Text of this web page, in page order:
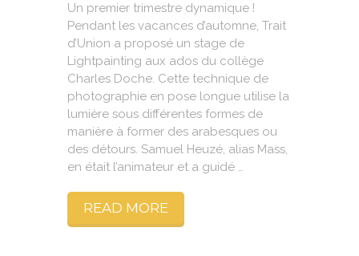
Un premier trimestre dynamique !
Pendant les vacances d’automne, Trait
d’Union a proposé un stage de
Lightpainting aux ados du collège
Charles Doche. Cette technique de
photographie en pose longue utilise la
lumière sous différentes formes de
manière à former des arabesques ou
des détours. Samuel Heuzé, alias Mass,
en était l’animateur et a guidé …
READ MORE